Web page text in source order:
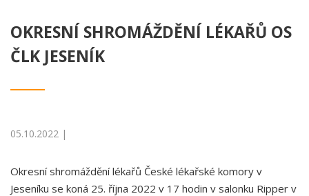
OKRESNÍ SHROMÁŽDĚNÍ LÉKAŘŮ OS
ČLK JESENÍK
05.10.2022 |
Okresní shromáždění lékařů České lékařské komory v
Jeseníku se koná 25. října 2022 v 17 hodin v salonku Ripper v